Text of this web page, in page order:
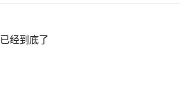
已经到底了